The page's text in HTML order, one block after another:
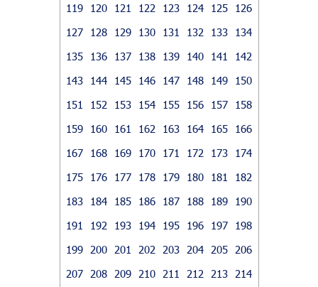
119
120 121 122 123 124 125
126
127
128 129 130 131 132 133
134
135
136 137 138 139 140 141
142
143
144 145 146 147 148 149
150
151
152 153 154 155 156 157
158
159
160 161 162 163 164 165
166
167
168 169 170 171 172 173
174
175
176 177 178 179 180 181
182
183
184 185 186 187 188 189
190
191
192 193 194 195 196 197
198
199
200 201 202 203 204 205
206
207
208 209 210 211 212 213
214